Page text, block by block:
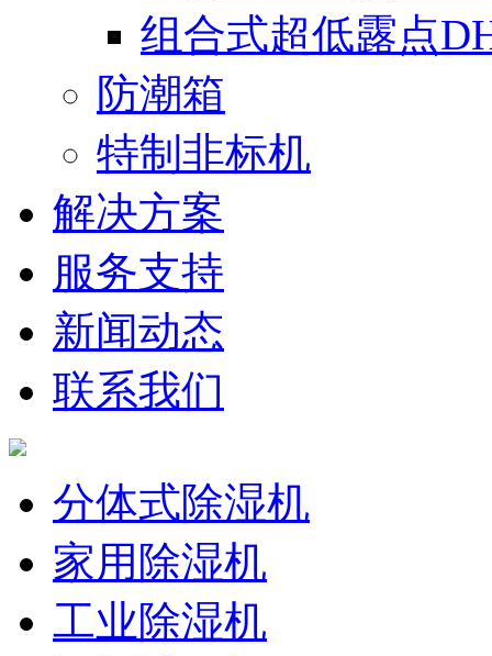
组合式超低露点
防潮箱
特制非标机
解决方案
服务支持
新闻动态
联系我们
分体式除湿机
家用除湿机
工业除湿机